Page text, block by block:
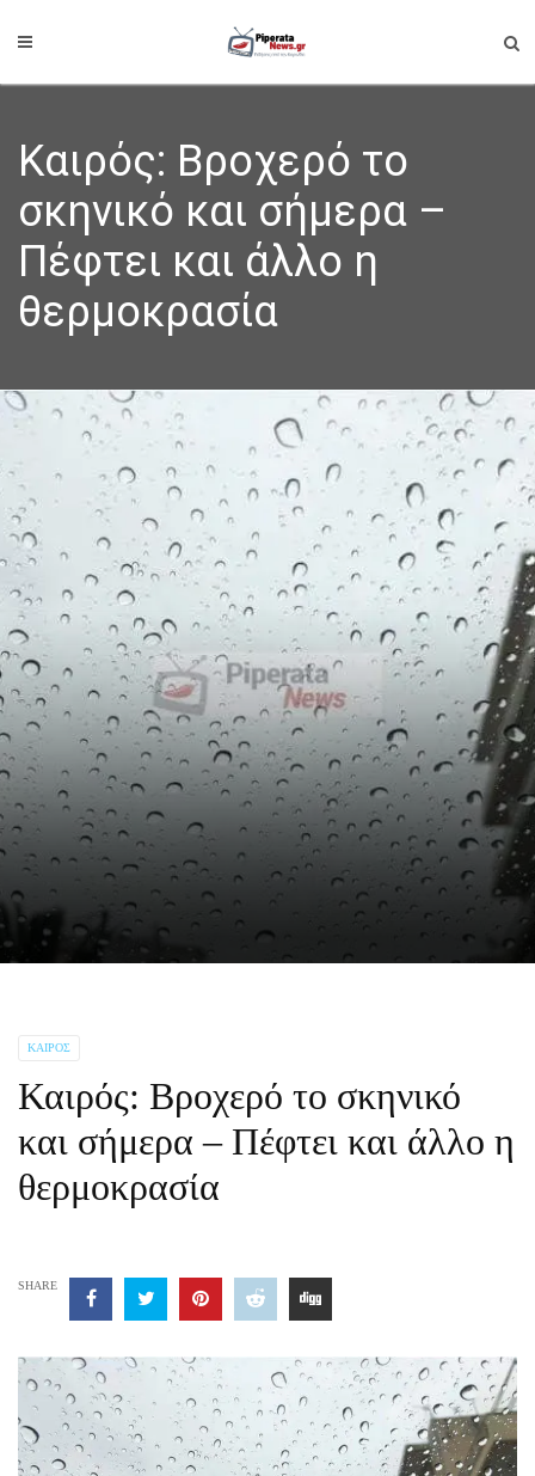
Καιρός: Βροχερό το
σκηνικό και σήμερα –
Πέφτει και άλλο η
θερμοκρασία
ΚΑΙΡΌΣ
Καιρός: Βροχερό το σκηνικό
και σήμερα – Πέφτει και άλλο η
θερμοκρασία
SHARE